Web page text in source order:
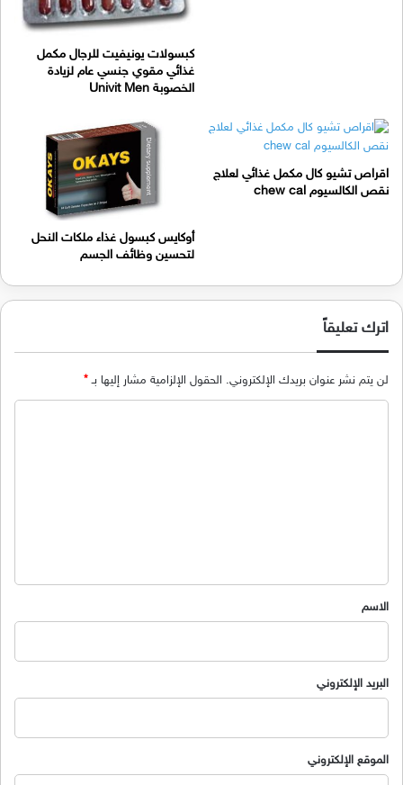
كبسولات يونيفيت للرجال مكمل
غذائي مقوي جنسي عام لزيادة
الخصوبة Univit Men
اقراص تشيو كال مكمل غذائي لعلاج
نقص الكالسيوم chew cal
أوكايس كبسول غذاء ملكات النحل
لتحسين وظائف الجسم
اترك تعليقاً
لن يتم نشر عنوان بريدك الإلكتروني. الحقول الإلزامية مشار إليها بـ*
*
الاسم
البريد الإلكتروني
الموقع الإلكتروني